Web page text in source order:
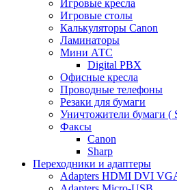
Игровые кресла
Игровые столы
Калькуляторы Canon
Ламинаторы
Мини АТС
Digital PBX
Офисные кресла
Проводные телефоны
Резаки для бумаги
Уничтожители бумаги (
Факсы
Canon
Sharp
Переходники и адаптеры
Adapters HDMI DVI